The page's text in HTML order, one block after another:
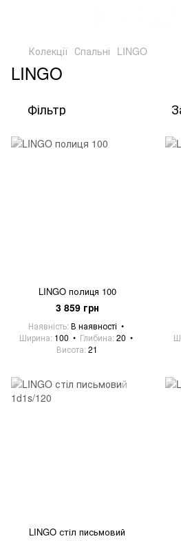
Колекції Спальні LINGO
LINGO
Фільтр
LINGO полиця 100
3 859 грн
Наявність В наявності
Ширина 100 Глибина 20
Висота 21
LINGO стіл письмовий